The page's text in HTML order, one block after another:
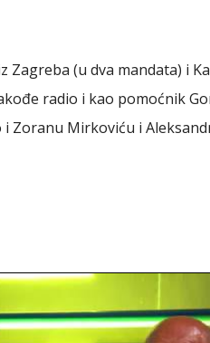
(u dva mandata) i
radio i kao pomoćnik
Zoranu Mirkoviću i